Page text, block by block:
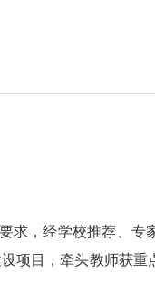
，经学校推荐、专
项目，牵头教师获